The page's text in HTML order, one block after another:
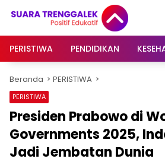
PERISTIWA
PENDIDIKAN
Beranda PERISTIWA
PERISTIWA
Presiden Prabowo di
Governments 2025,
Jadi Jembatan Dunia